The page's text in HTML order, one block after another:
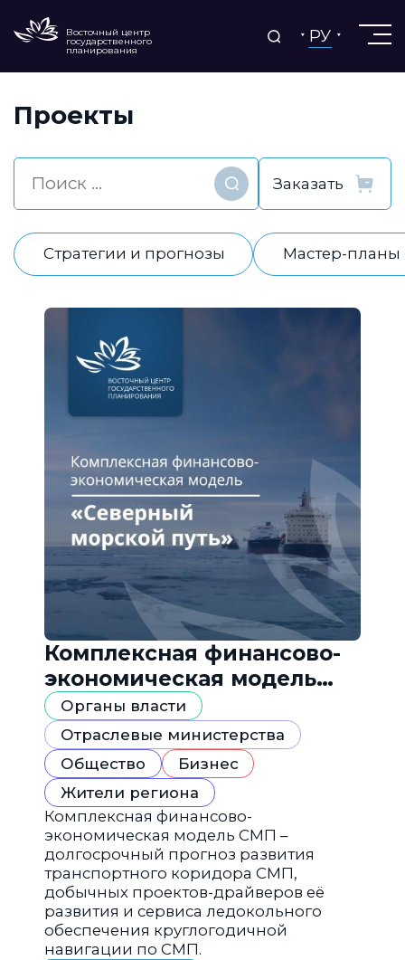
Восточный центр
государственного
планирования
РУ
Проекты
Найти
Стратегии и прогнозы Мастер-планы
Комплексная финансово-
экономическая модель
«Северный морской путь»
Органы власти
Отраслевые министерства
Общество
Бизнес
Жители региона
Комплексная финансово-
экономическая модель СМП –
долгосрочный прогноз развития
транспортного коридора СМП,
добычных проектов-драйверов её
развития и сервиса ледокольного
обеспечения круглогодичной
навигации по СМП.